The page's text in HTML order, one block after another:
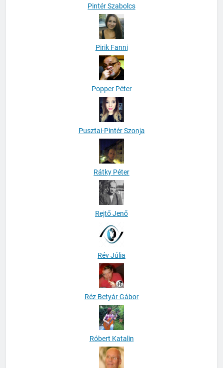
Pintér Szabolcs
Pirik Fanni
Popper Péter
Pusztai-Pintér Szonja
Rátky Péter
Rejtő Jenő
Rév Júlia
Réz Betyár Gábor
Róbert Katalin